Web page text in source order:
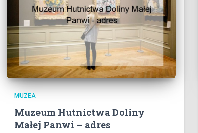
MUZEA
Muzeum Hutnictwa Doliny
Małej Panwi – adres